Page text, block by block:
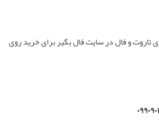
تاروت و فال در سایت فال بگیر برای خرید روی